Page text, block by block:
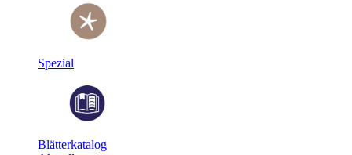
Spezial
Blätterkatalog